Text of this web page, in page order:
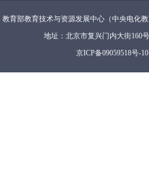
教育部教育技术与资源发展中心（中央电化
地址：北京市复兴门内大街160号
京ICP备09059518号-10